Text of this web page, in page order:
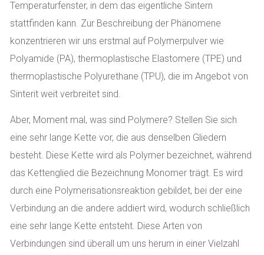
Temperaturfenster, in dem das eigentliche Sintern
stattfinden kann. Zur Beschreibung der Phänomene
konzentrieren wir uns erstmal auf Polymerpulver wie
Polyamide (PA), thermoplastische Elastomere (TPE) und
thermoplastische Polyurethane (TPU), die im Angebot von
Sinterit weit verbreitet sind.
Aber, Moment mal, was sind Polymere? Stellen Sie sich
eine sehr lange Kette vor, die aus denselben Gliedern
besteht. Diese Kette wird als Polymer bezeichnet, während
das Kettenglied die Bezeichnung Monomer trägt. Es wird
durch eine Polymerisationsreaktion gebildet, bei der eine
Verbindung an die andere addiert wird, wodurch schließlich
eine sehr lange Kette entsteht. Diese Arten von
Verbindungen sind überall um uns herum in einer Vielzahl